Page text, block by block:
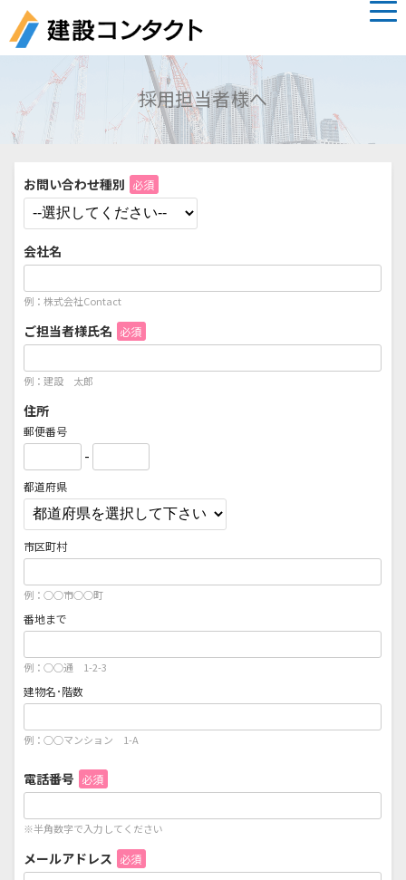
採用担当者様へ
お問い合わせ種別 必須
会社名
例：株式会社Contact
ご担当者様氏名 必須
例：建設 太郎
住所
郵便番号
-
都道府県
市区町村
例：○○市○○町
番地まで
例：○○通 1-2-3
建物名･階数
例：○○マンション 1-A
電話番号 必須
※半角数字で入力してください
メールアドレス 必須